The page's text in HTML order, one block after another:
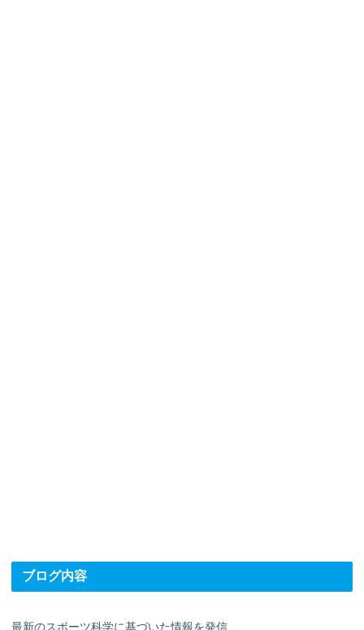
ブログ内容
最新のスポーツ科学に基づいた情報を発信